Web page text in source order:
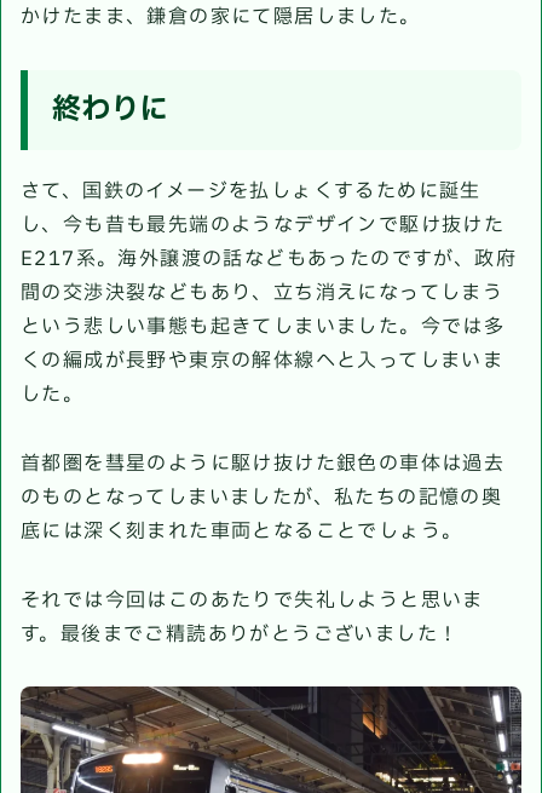
かけたまま、鎌倉の家にて隠居しました。
終わりに
さて、国鉄のイメージを払しょくするために誕生
し、今も昔も最先端のようなデザインで駆け抜けた
E217系。海外譲渡の話などもあったのですが、政府
間の交渉決裂などもあり、立ち消えになってしまう
という悲しい事態も起きてしまいました。今では多
くの編成が長野や東京の解体線へと入ってしまいま
した。
首都圏を彗星のように駆け抜けた銀色の車体は過去
のものとなってしまいましたが、私たちの記憶の奥
底には深く刻まれた車両となることでしょう。
それでは今回はこのあたりで失礼しようと思いま
す。最後までご精読ありがとうございました！